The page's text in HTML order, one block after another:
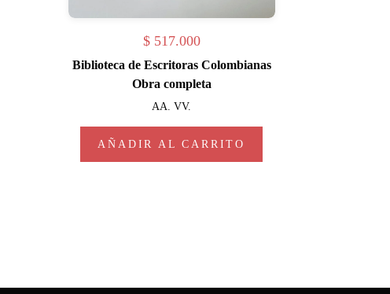
$517.000
Biblioteca de Escritoras Colombianas
Obra completa
AA. VV.
AÑADIR AL CARRITO